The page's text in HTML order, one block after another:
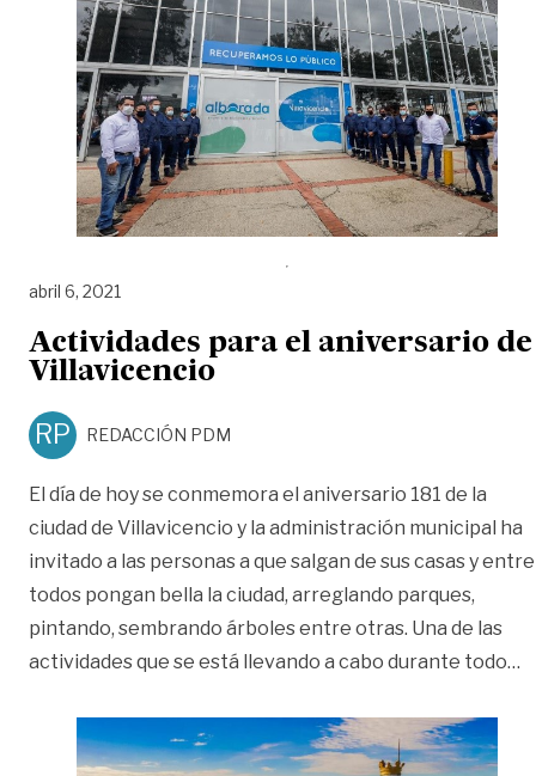
abril 6, 2021
Actividades para el aniversario de
Villavicencio
RP REDACCIÓN PDM
El día de hoy se conmemora el aniversario 181 de la
ciudad de Villavicencio y la administración municipal ha
invitado a las personas a que salgan de sus casas y entre
todos pongan bella la ciudad, arreglando parques,
pintando, sembrando árboles entre otras. Una de las
actividades que se está llevando a cabo durante todo…